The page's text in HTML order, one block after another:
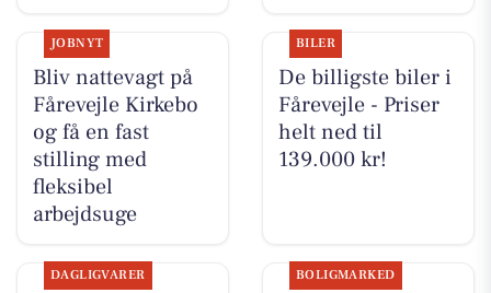
JOBNYT
Bliv nattevagt på
Fårevejle Kirkebo
og få en fast
stilling med
fleksibel
arbejdsuge
BILER
De billigste biler i
Fårevejle - Priser
helt ned til
139.000 kr!
DAGLIGVARER BOLIGMARKED